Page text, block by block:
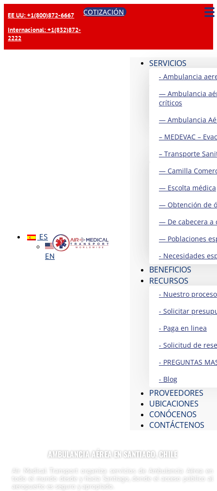
EE UU: +1(800)872-6667
Internacional: +1(832)872-
2222
COTIZACIÓN
ES
EN
SERVICIOS
- Ambulancia
— Ambulancia
críticos
— Ambulancia
– MEDEVAC –
– Transporte
— Camilla
— Escolta médica
— Obtención de
— De cabecera a
— Poblaciones
- Necesidades
BENEFICIOS
RECURSOS
- Nuestro proceso
- Solicitar
- Paga en linea
- Solicitud de
- PREGUNTAS
- Blog
PROVEEDORES
UBICACIONES
CONÓCENOS
CONTÁCTENOS
AMBULANCIA AÉREA EN SANTIAGO, CHILE
Air Medical Transport organiza servicios de Ambulancia Aérea en
todo el mundo desde y hacia Santiago, donde el acceso público al
aeropuerto es seguro y apropiado.